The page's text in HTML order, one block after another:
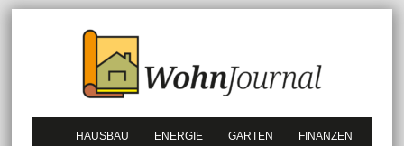
HAUSBAU ENERGIE GARTEN FINANZEN